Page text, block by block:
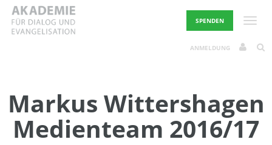
Skip
content
SPENDEN
ANMELDUNG
Markus Wittershagen
Medienteam 2016/17